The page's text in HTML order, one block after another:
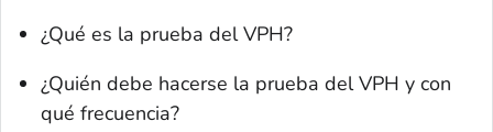
¿Qué es la prueba del VPH?
¿Quién debe hacerse la prueba del VPH y con
qué frecuencia?